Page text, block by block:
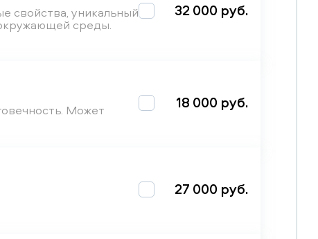
свойства, уникальный
среды.
32 000 руб.
Может
18 000 руб.
27 000 руб.